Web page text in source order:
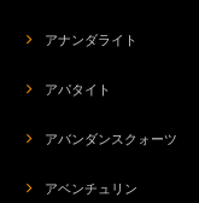
アナンダライト
アパタイト
アバンダンスクォーツ
アベンチュリン